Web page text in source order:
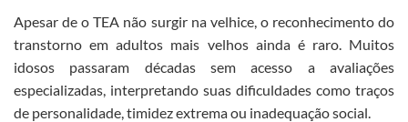
Apesar de o TEA não surgir na velhice, o reconhecimento do
transtorno em adultos mais velhos ainda é raro. Muitos
idosos passaram décadas sem acesso a avaliações
especializadas, interpretando suas dificuldades como traços
de personalidade, timidez extrema ou inadequação social.